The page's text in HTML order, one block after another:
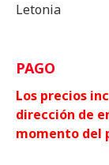
Letonia
PAGO
Los precios
dirección de
momento del